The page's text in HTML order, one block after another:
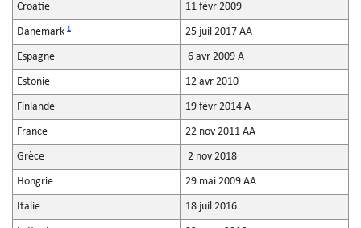
Croatie 11 févr 2009
Danemark 1 25 juil 2017 AA
Espagne 6 avr 2009 A
Estonie 12 avr 2010
Finlande 19 févr 2014 A
France 22 nov 2011 AA
Grèce 2 nov 2018
Hongrie 29 mai 2009 AA
Italie 18 juil 2016